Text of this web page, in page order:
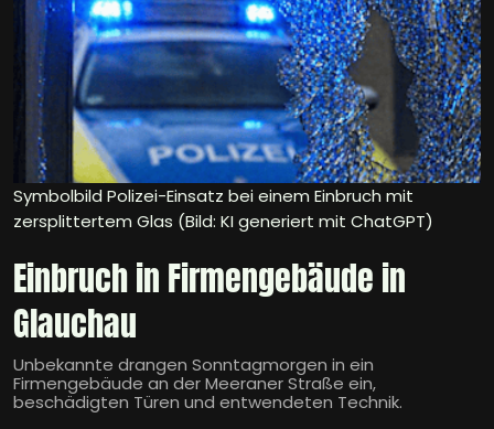
Symbolbild Polizei-Einsatz bei einem Einbruch mit
zersplittertem Glas (Bild: KI generiert mit ChatGPT)
Einbruch in Firmengebäude in
Glauchau
Unbekannte drangen Sonntagmorgen in ein
Firmengebäude an der Meeraner Straße ein,
beschädigten Türen und entwendeten Technik.